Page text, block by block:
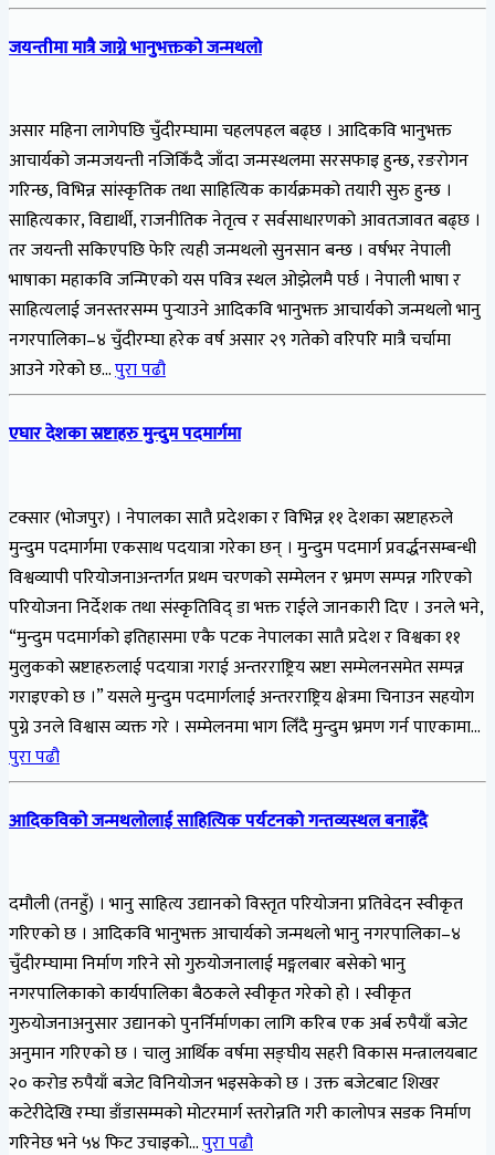
जयन्तीमा मात्रै जाग्ने भानुभक्तको जन्मथलो
असार महिना लागेपछि चुँदीरम्घामा चहलपहल बढ्छ । आदिकवि भानुभक्त
आचार्यको जन्मजयन्ती नजिकिँदै जाँदा जन्मस्थलमा सरसफाइ हुन्छ, रङरोगन
गरिन्छ, विभिन्न सांस्कृतिक तथा साहित्यिक कार्यक्रमको तयारी सुरु हुन्छ ।
साहित्यकार, विद्यार्थी, राजनीतिक नेतृत्व र सर्वसाधारणको आवतजावत बढ्छ ।
तर जयन्ती सकिएपछि फेरि त्यही जन्मथलो सुनसान बन्छ । वर्षभर नेपाली
भाषाका महाकवि जन्मिएको यस पवित्र स्थल ओझेलमै पर्छ । नेपाली भाषा र
साहित्यलाई जनस्तरसम्म पुर्‍याउने आदिकवि भानुभक्त आचार्यको जन्मथलो भानु
नगरपालिका–४ चुँदीरम्घा हरेक वर्ष असार २९ गतेको वरिपरि मात्रै चर्चामा
आउने गरेको छ…पुरा पढौ
एघार देशका स्रष्टाहरु मुन्दुम पदमार्गमा
टक्सार (भोजपुर) । नेपालका सातै प्रदेशका र विभिन्न ११ देशका स्रष्टाहरुले
मुन्दुम पदमार्गमा एकसाथ पदयात्रा गरेका छन् । मुन्दुम पदमार्ग प्रवर्द्धनसम्बन्धी
विश्वव्यापी परियोजनाअन्तर्गत प्रथम चरणको सम्मेलन र भ्रमण सम्पन्न गरिएको
परियोजना निर्देशक तथा संस्कृतिविद् डा भक्त राईले जानकारी दिए । उनले भने,
“मुन्दुम पदमार्गको इतिहासमा एकै पटक नेपालका सातै प्रदेश र विश्वका ११
मुलुकको स्रष्टाहरुलाई पदयात्रा गराई अन्तरराष्ट्रिय स्रष्टा सम्मेलनसमेत सम्पन्न
गराइएको छ ।” यसले मुन्दुम पदमार्गलाई अन्तरराष्ट्रिय क्षेत्रमा चिनाउन सहयोग
पुग्ने उनले विश्वास व्यक्त गरे । सम्मेलनमा भाग लिँदै मुन्दुम भ्रमण गर्न पाएकामा…
पुरा पढौ
आदिकविको जन्मथलोलाई साहित्यिक पर्यटनको गन्तव्यस्थल बनाइँदै
दमौली (तनहुँ) । भानु साहित्य उद्यानको विस्तृत परियोजना प्रतिवेदन स्वीकृत
गरिएको छ । आदिकवि भानुभक्त आचार्यको जन्मथलो भानु नगरपालिका–४
चुँदीरम्घामा निर्माण गरिने सो गुरुयोजनालाई मङ्गलबार बसेको भानु
नगरपालिकाको कार्यपालिका बैठकले स्वीकृत गरेको हो । स्वीकृत
गुरुयोजनाअनुसार उद्यानको पुनर्निर्माणका लागि करिब एक अर्ब रुपैयाँ बजेट
अनुमान गरिएको छ । चालु आर्थिक वर्षमा सङ्घीय सहरी विकास मन्त्रालयबाट
२० करोड रुपैयाँ बजेट विनियोजन भइसकेको छ । उक्त बजेटबाट शिखर
कटेरीदेखि रम्घा डाँडासम्मको मोटरमार्ग स्तरोन्नति गरी कालोपत्र सडक निर्माण
गरिनेछ भने ५४ फिट उचाइको…पुरा पढौ